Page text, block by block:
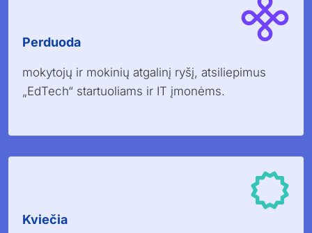
Perduoda
mokytojų ir mokinių atgalinį ryšį, atsiliepimus
„EdTech“ startuoliams ir IT įmonėms.
Kviečia